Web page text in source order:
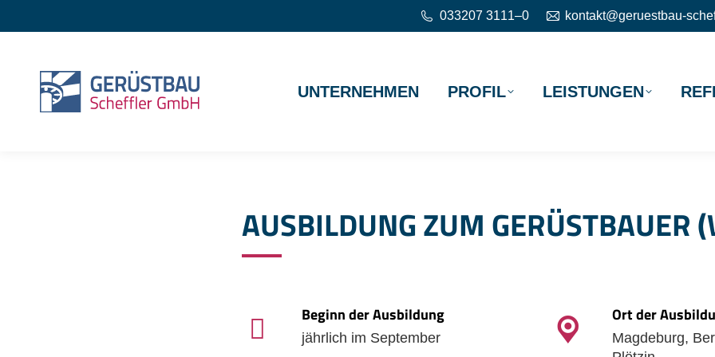
033207 3111–0 kontakt@geruestbau-
UNTERNEHMEN PROFIL LEISTUNGEN
AUSBILDUNG ZUM
Beginn der Ausbildung
jährlich im September
Ort der
Magdeburg,